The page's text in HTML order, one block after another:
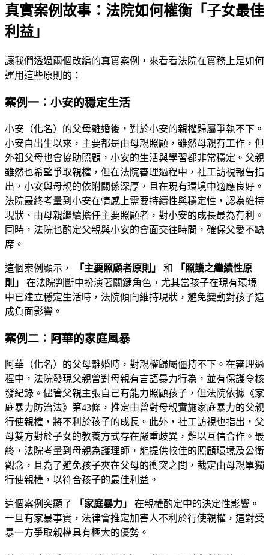
真實案例故事：法院如何權衡「子女最佳
利益」
讓我們透過兩個改編的真實案例，來看看法院在實務上是如何
運用這些原則的：
案例一：小安的穩定生活
小安（化名）的父母離婚後，對於小安的親權歸屬爭執不下。
小安自出生以來，主要都是由母親照顧，雖然母親有工作，但
外祖父母也會協助照顧，小安的生活與學習都非常穩定。父親
雖然也希望爭取親權，但在法院審理過程中，社工訪視報告指
出，小安與母親的依附關係深厚，且在現有環境中適應良好。
法院最終考量到小安在情感上需要持續性與穩定性，認為維持
現狀、由母親繼續擔任主要照顧者，對小安的成長最為有利。
同時，法院也酌定父親與小安的會面交往時間，確保父愛不缺
席。
這個案例顯示， 「主要照顧者原則」 和
「照護之繼續性原
則」
在法院判斷中扮演著關鍵角色，尤其當孩子在現有環境
中已建立穩定生活時，法院傾向維持現狀，避免變動對孩子造
成負面影響。
案例二：阿華的家庭風暴
阿華（化名）的父母離婚時，對親權歸屬僵持不下。在審理過
程中，法院發現父親曾對母親有言語暴力行為，並有保護令核
發紀錄。儘管父親主張自己有能力照顧孩子，但法院依據《家
庭暴力防治法》第43條，推定由曾對母親實施家庭暴力的父親
行使親權，將不利於孩子的成長。此外，社工訪視也指出，父
母雙方對於子女的教養方式存在嚴重歧異，難以互信合作。最
終，法院考量到母親為護理師，能提供較佳的照顧環境及公衛
觀念，且為了避免孩子夾在父母的衝突之間，裁定由母親單獨
行使親權，以符合孩子的最佳利益。
這個案例突顯了 「家庭暴力」
在親權酌定中的決定性影響。
一旦有家暴事實，法律會推定加害人不利於行使親權，這對受
暴一方爭取親權具有極大的優勢。